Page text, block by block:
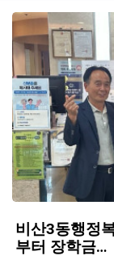
비산3동행정
부터 장학금…